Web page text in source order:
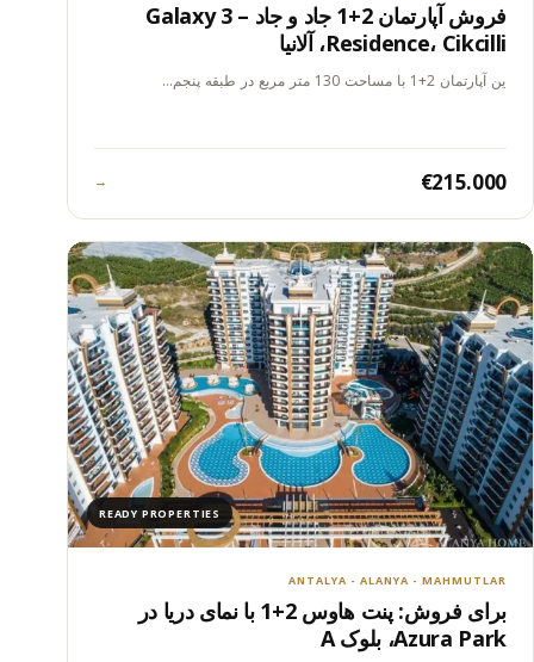
فروش آپارتمان 2+1 جاد و جاد – Galaxy 3
Residence، Cikcilli، آلانیا
این آپارتمان 2+1 با مساحت 130 متر مربع در طبقه پنجم…
€215.000
→
READY PROPERTIES
ANTALYA - ALANYA - MAHMUTLAR
برای فروش: پنت هاوس 2+1 با نمای دریا در
Azura Park، بلوک A